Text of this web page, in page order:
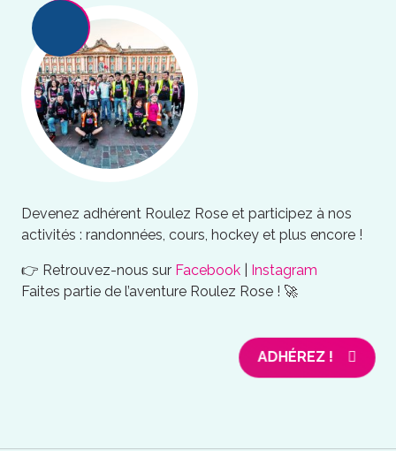
Devenez adhérent Roulez Rose et participez à nos
activités : randonnées, cours, hockey et plus encore !
👉 Retrouvez-nous sur Facebook
Instagram
Faites partie de l’aventure Roulez Rose ! 🚀
ADHÉREZ !